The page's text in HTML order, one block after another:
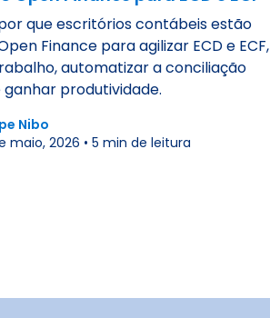
que escritórios contábeis estão
Finance para agilizar ECD e ECF,
automatizar a conciliação
produtividade.
Nibo
maio, 2026 • 5 min de leitura